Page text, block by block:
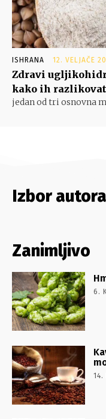
ISHRANA 12. VELJAČE
Zdravi
kako ih
jedan od tri osnovna
Izbor autora
Zanimljivo
6.
14.